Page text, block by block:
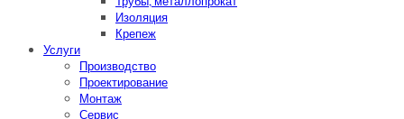
Изоляция
Крепеж
Услуги
Производство
Проектирование
Монтаж
Сервис